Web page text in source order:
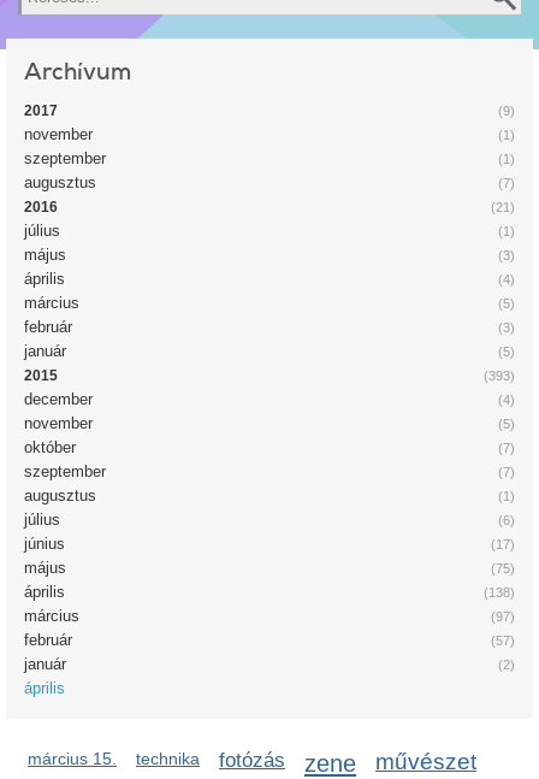
Archívum
(9)
2017
(1)
november
(1)
szeptember
(7)
augusztus
(21)
2016
(1)
július
(3)
május
(4)
április
(5)
március
(3)
február
(5)
január
(393)
2015
(4)
december
(5)
november
(7)
október
(7)
szeptember
(1)
augusztus
(6)
július
(17)
június
(75)
május
(138)
április
(97)
március
(57)
február
(2)
január
április
március 15. technika fotózás zene művészet